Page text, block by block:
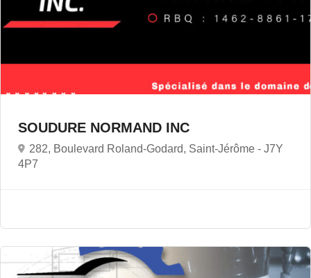
SOUDURE NORMAND INC
282, Boulevard Roland-Godard, Saint-Jérôme - J7Y
4P7